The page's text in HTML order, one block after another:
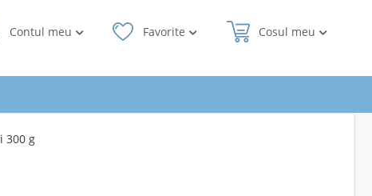
Cosul meu
Favorite
Contul meu
300 g